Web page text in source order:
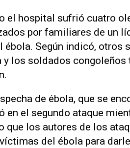
el hospital sufrió cuatro
por familiares de un
Según indicó, otros
y los soldados
de ébola, ‌que se
en el segundo ataque
que los autores de los
del ébola para